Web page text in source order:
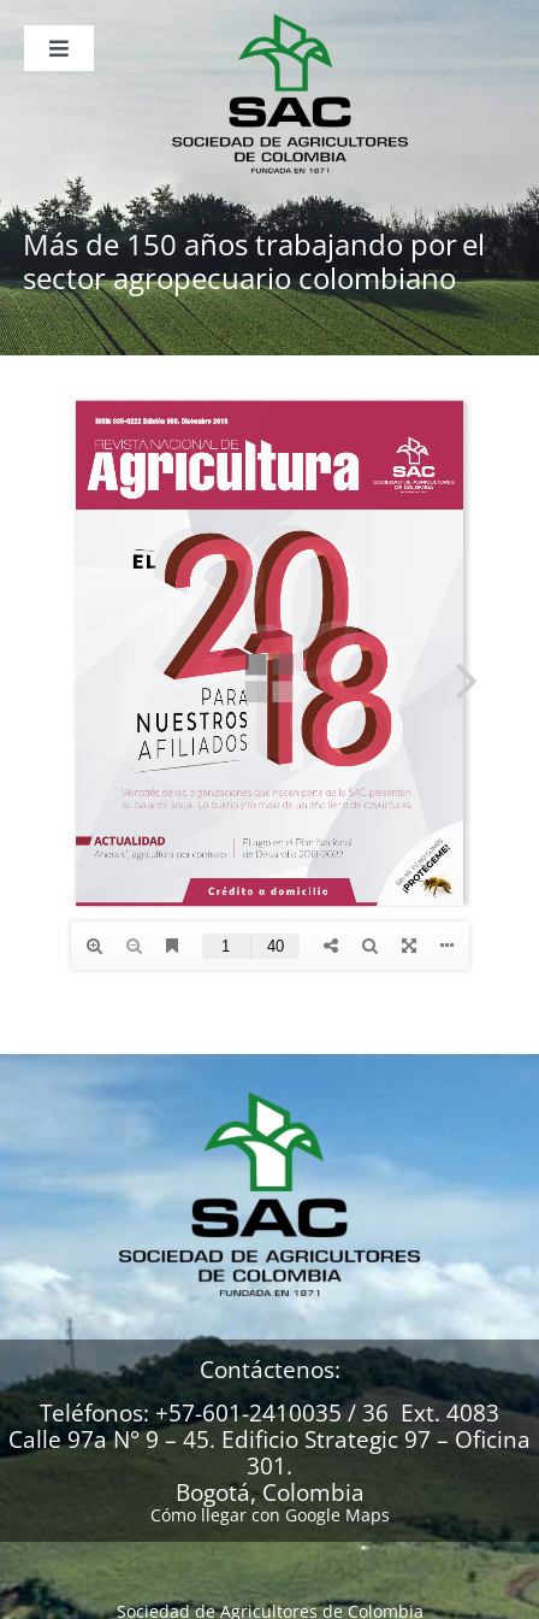
contenido
Toggle
Publicaciones
Sala de Prensa
Eventos
Más de 150 años trabajando porel
sector agropecuario colombiano
Contáctenos:
Teléfonos: +57-601-2410035 / 36 Ext. 4083
Calle 97a N° 9 – 45. Edificio Strategic 97 – Oficina
301.
Bogotá, Colombia
Cómo llegar con Google Maps
Sociedad de Agricultores de Colombia